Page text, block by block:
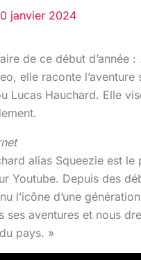
janvier 2024
de ce début d’année :
elle raconte l’aventure
Lucas Hauchard. Elle
alias Squeezie est
Youtube. Depuis des
l’icône d’une
aventures et nous
pays. »